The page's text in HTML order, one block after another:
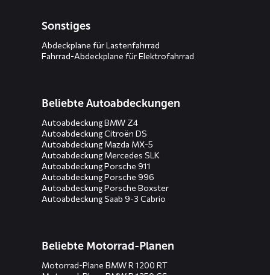
Sonstiges
Abdeckplane für Lastenfahrrad
Fahrrad-Abdeckplane für Elektrofahrrad
Beliebte Autoabdeckungen
Autoabdeckung BMW Z4
Autoabdeckung Citroën DS
Autoabdeckung Mazda MX-5
Autoabdeckung Mercedes SLK
Autoabdeckung Porsche 911
Autoabdeckung Porsche 996
Autoabdeckung Porsche Boxster
Autoabdeckung Saab 9-3 Cabrio
Beliebte Motorrad-Planen
Motorrad-Plane BMW R 1200 RT